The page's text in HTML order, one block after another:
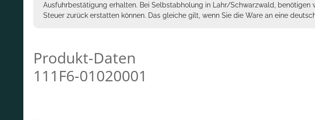
Ausfuhrbestätigung erhalten. Bei Selbstabholung in Lahr/Schwarzwald,
Steuer zurück erstatten können. Das gleiche gilt, wenn Sie die Ware an eine
Produkt-Daten
111F6-01020001